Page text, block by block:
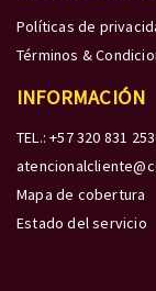
Políticas de
Términos &
INFORMACIÓN
TEL.: +57 320 831
Mapa de cobertura
Estado del servicio